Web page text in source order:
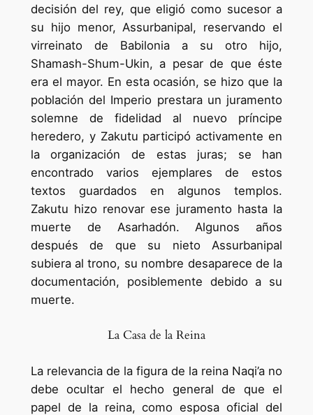
decisión del rey, que eligió como sucesor a
su hijo menor, Assurbanipal, reservando el
virreinato de Babilonia a su otro hijo,
Shamash-Shum-Ukin, a pesar de que éste
era el mayor. En esta ocasión, se hizo que la
población del Imperio prestara un juramento
solemne de fidelidad al nuevo príncipe
heredero, y Zakutu participó activamente en
la organización de estas juras; se han
encontrado varios ejemplares de estos
textos guardados en algunos templos.
Zakutu hizo renovar ese juramento hasta la
muerte de Asarhadón. Algunos años
después de que su nieto Assurbanipal
subiera al trono, su nombre desaparece de la
documentación, posiblemente debido a su
muerte.
La Casa de la Reina
La relevancia de la figura de la reina Naqi’a no
debe ocultar el hecho general de que el
papel de la reina, como esposa oficial del